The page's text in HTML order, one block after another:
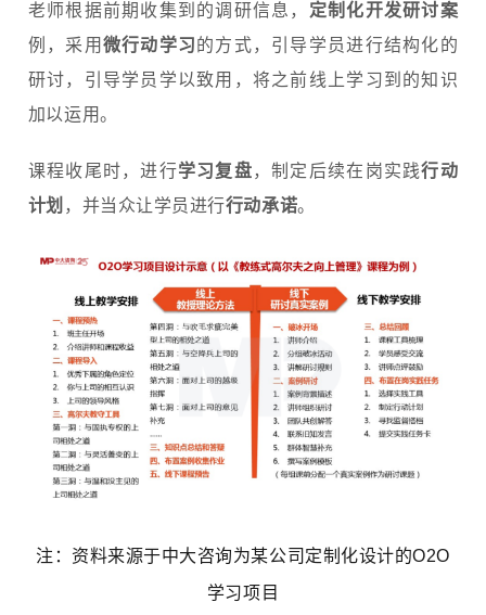
老师根据前期收集到的调研信息， 定制化开发研讨案
例，采用 微行动学习的方式，引导学员进行结构化的
研讨，引导学员学以致用，将之前线上学习到的知识
加以运用。
课程收尾时，进行学习复盘 ，制定后续在岗实践行动
计划 ，并当众让学员进行行动承诺。
注：资料来源于中大咨询为某公司定制化设计的O2O
学习项目